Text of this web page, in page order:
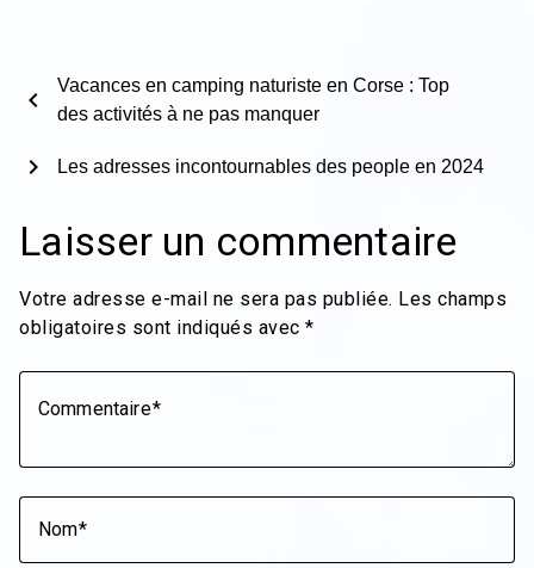
chevron_left
Vacances en camping naturiste en Corse : Top
des activités à ne pas manquer
Les adresses incontournables des people en 2024
chevron_right
Laisser un commentaire
Votre adresse e-mail ne sera pas publiée. Les champs
obligatoires sont indiqués avec *
Commentaire
Nom